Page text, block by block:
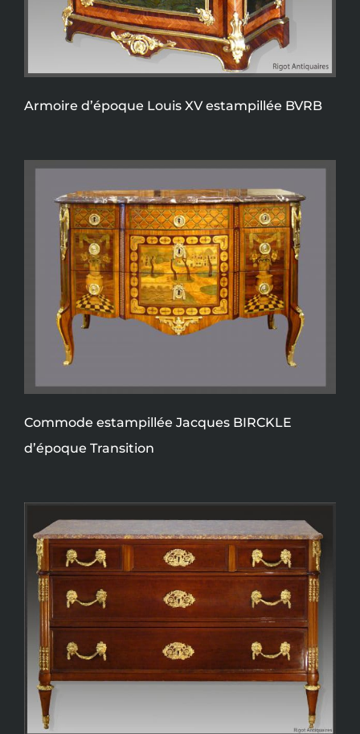
Armoire d’époque Louis XV estampillée BVRB
Commode estampillée Jacques BIRCKLE
d’époque Transition